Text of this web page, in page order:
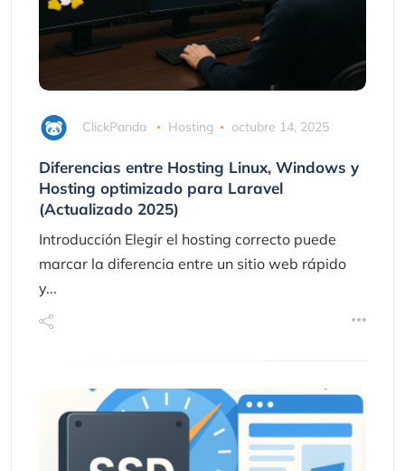
ClickPanda Hosting octubre 14, 2025
Diferencias entre Hosting Linux, Windows y
Hosting optimizado para Laravel
(Actualizado 2025)
Introducción Elegir el hosting correcto puede
marcar la diferencia entre un sitio web rápido
y...